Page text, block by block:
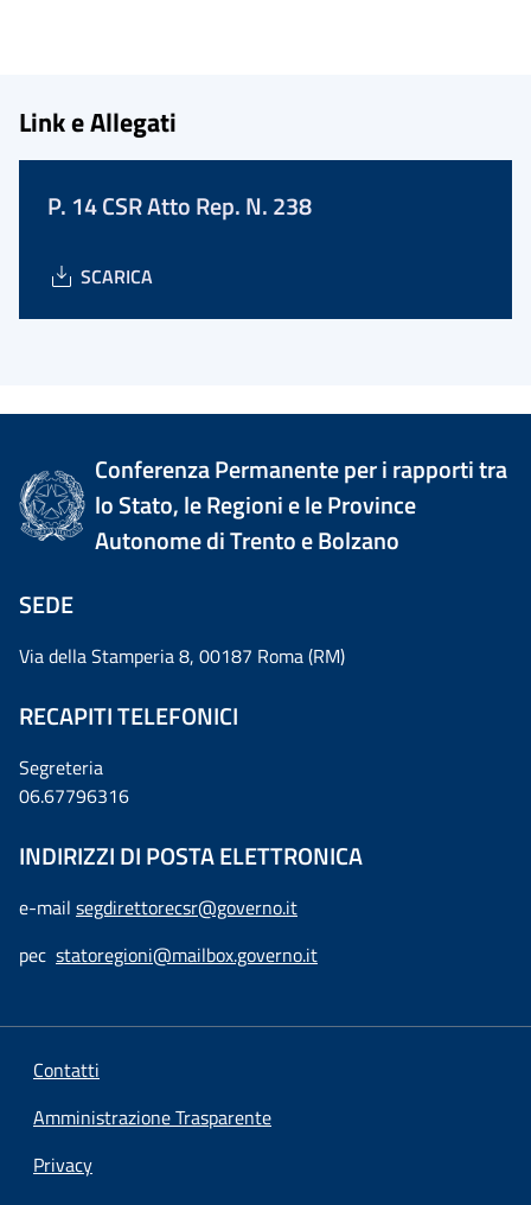
Link e Allegati
P. 14 CSR Atto Rep. N. 238
SCARICA
Conferenza Permanente per i rapporti tra
lo Stato, le Regioni e le Province
Autonome di Trento e Bolzano
SEDE
Via della Stamperia 8, 00187 Roma (RM)
RECAPITI TELEFONICI
Segreteria
06.67796316
INDIRIZZI DI POSTA ELETTRONICA
e-mail segdirettorecsr@governo.it
pec statoregioni@mailbox.governo.it
Contatti
Amministrazione Trasparente
Privacy